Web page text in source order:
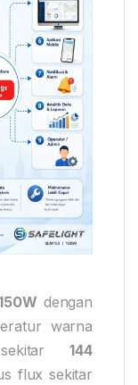
dengan
warna
144
flux sekitar